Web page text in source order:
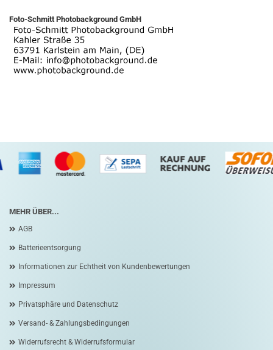
Foto-Schmitt Photobackground GmbH
MEHR ÜBER...
AGB
Batterieentsorgung
Informationen zur Echtheit von Kundenbewertungen
Impressum
Privatsphäre und Datenschutz
Versand- & Zahlungsbedingungen
Widerrufsrecht & Widerrufsformular